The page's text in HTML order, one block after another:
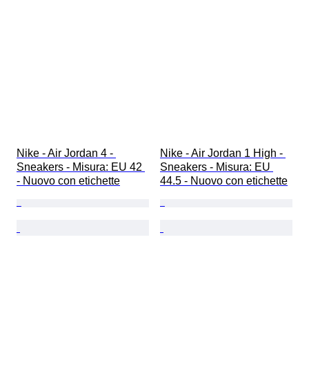
Nike - Air Jordan 4 -
Sneakers - Misura: EU 42
- Nuovo con etichette
Nike - Air Jordan 1 High -
Sneakers - Misura: EU
44.5 - Nuovo con etichette